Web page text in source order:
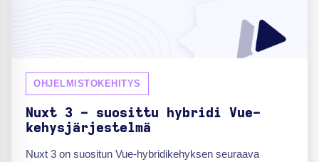
OHJELMISTOKEHITYS
Nuxt 3 - suosittu hybridi Vue-
kehysjärjestelmä
Nuxt 3 on suositun Vue-hybridikehyksen seuraava